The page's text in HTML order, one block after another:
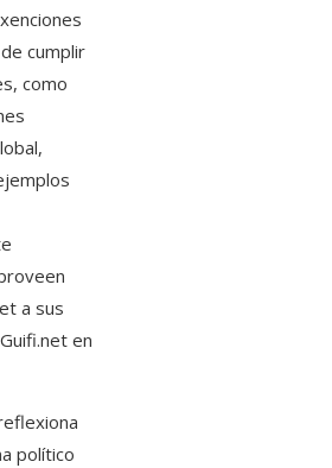
cumplir
como
a sus
en
político